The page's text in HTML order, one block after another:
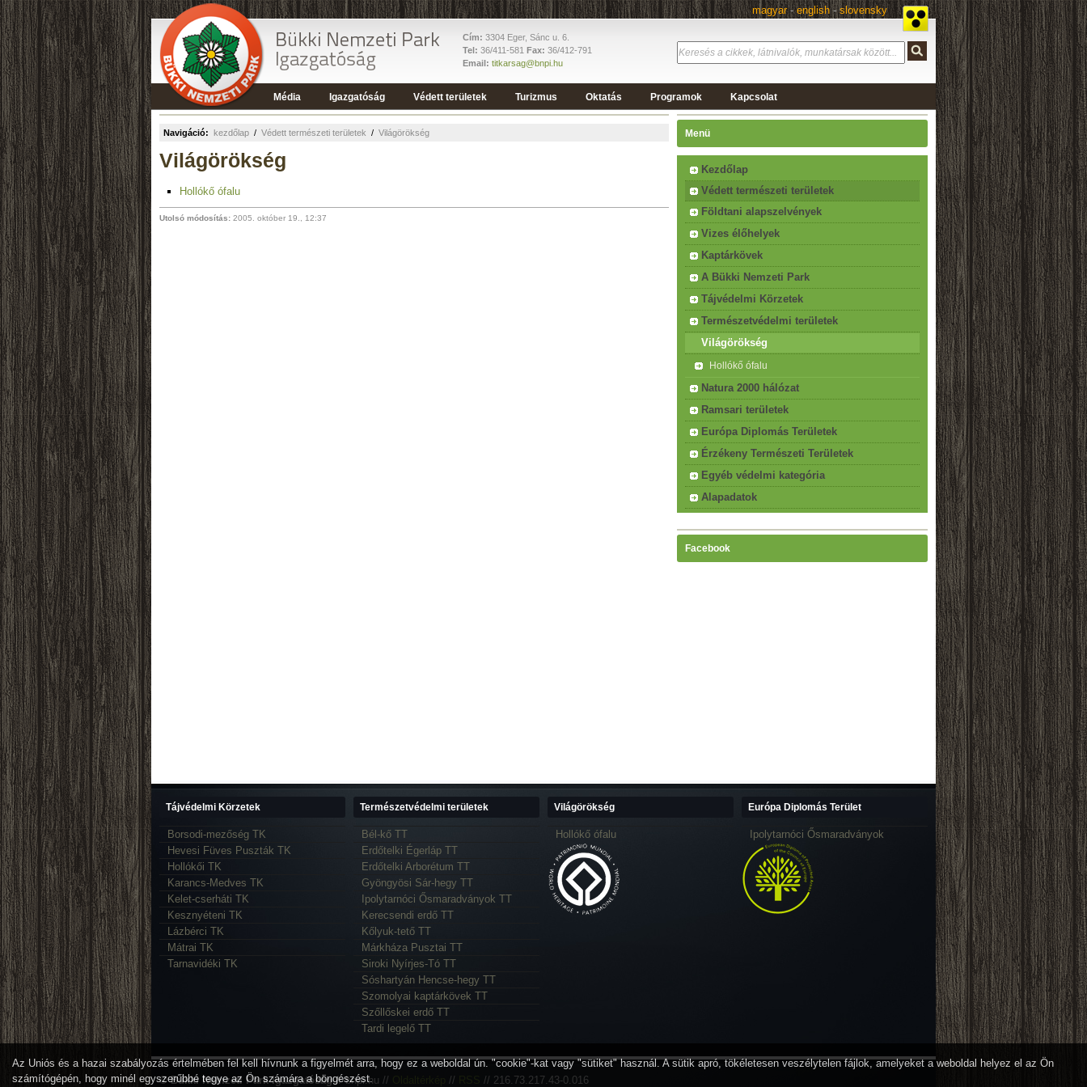
magyar-english-slovensky
Cím: 3304 Eger, Sánc u. 6.
Tel: 36/411-581 Fax: 36/412-791
Email: titkarsag@bnpi.hu
Média Igazgatóság Védett területek Turizmus Oktatás Programok Kapcsolat
Navigáció: kezdőlap / Védett természeti területek / Világörökség
Világörökség
Hollókő ófalu
Utolsó módosítás: 2005. október 19., 12:37
Menü
Kezdőlap
Védett természeti területek
Földtani alapszelvények
Vizes élőhelyek
Kaptárkövek
A Bükki Nemzeti Park
Tájvédelmi Körzetek
Természetvédelmi területek
Világörökség
Hollókő ófalu
Natura 2000 hálózat
Ramsari területek
Európa Diplomás Területek
Érzékeny Természeti Területek
Egyéb védelmi kategória
Alapadatok
Facebook
Tájvédelmi Körzetek
Borsodi-mezőség TK
Hevesi Füves Puszták TK
Hollókői TK
Karancs-Medves TK
Kelet-cserháti TK
Kesznyéteni TK
Lázbérci TK
Mátrai TK
Tarnavidéki TK
Természetvédelmi területek
Bél-kő TT
Erdőtelki Égerláp TT
Erdőtelki Arborétum TT
Gyöngyösi Sár-hegy TT
Ipolytarnóci Ősmaradványok TT
Kerecsendi erdő TT
Kőlyuk-tető TT
Márkháza Pusztai TT
Siroki Nyírjes-Tó TT
Sóshartyán Hencse-hegy TT
Szomolyai kaptárkövek TT
Szőllőskei erdő TT
Tardi legelő TT
Világörökség
Hollókő ófalu
Európa Diplomás Terület
Ipolytarnóci Ősmaradványok
© Bükki Nemzeti Park Igazgatóság// bnpi.hu // // // 216.73.217.43-0.016
Az Uniós és a hazai szabályozás értelmében fel kell hívnunk a figyelmét arra, hogy ez a weboldal ún. "cookie"-kat vagy "sütiket" használ. A sütik apró, tökéletesen veszélytelen fájlok, amelyeket a weboldal helyez el az Ön
számítógépén, hogy minél egyszerűbbé tegye az Ön számára a böngészést.